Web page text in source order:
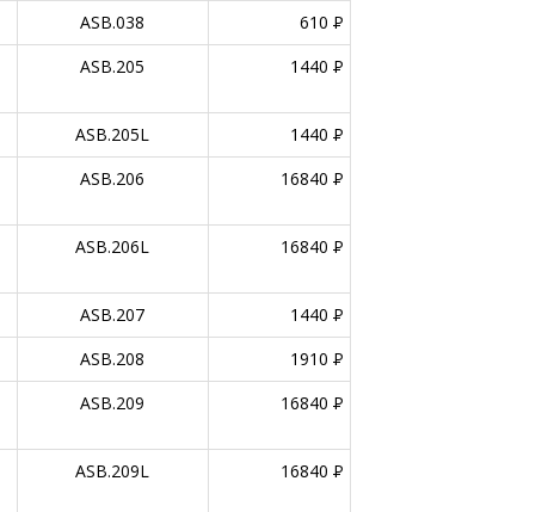
ASB.038 610 P
ASB.205 1440 P
ASB.205L 1440 P
ASB.206 16840 P
ASB.206L 16840 P
ASB.207 1440 P
ASB.208 1910 P
ASB.209 16840 P
ASB.209L 16840 P